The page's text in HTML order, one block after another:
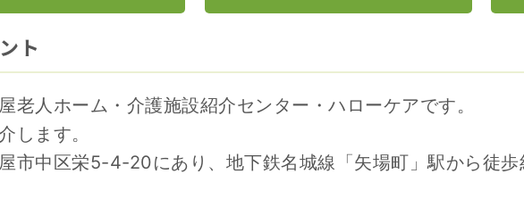
ト
老人ホーム・介護施設紹介センター・ハローケアです。
します。
市中区栄5-4-20にあり、地下鉄名城線「矢場町」駅から徒歩